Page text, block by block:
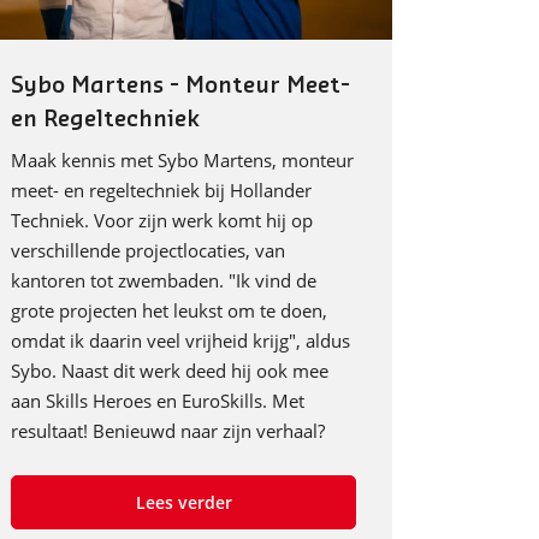
Sybo Martens - Monteur Meet-
en Regeltechniek
Maak kennis met Sybo Martens, monteur
meet- en regeltechniek bij Hollander
Techniek. Voor zijn werk komt hij op
verschillende projectlocaties, van
kantoren tot zwembaden. "Ik vind de
grote projecten het leukst om te doen,
omdat ik daarin veel vrijheid krijg", aldus
Sybo. Naast dit werk deed hij ook mee
aan Skills Heroes en EuroSkills. Met
resultaat! Benieuwd naar zijn verhaal?
Lees verder